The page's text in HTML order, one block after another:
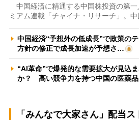
中国経済に精通する中国株投資の第一
ミアム連載「チャイナ・リサーチ」。中
中国経済“予想外の低成長”で政策の
方針の修正で成長加速が予想さ…
“AI革命”で爆発的な需要拡大が見込
か？ 高い競争力を持つ中国の医薬
「みんなで大家さん」配当